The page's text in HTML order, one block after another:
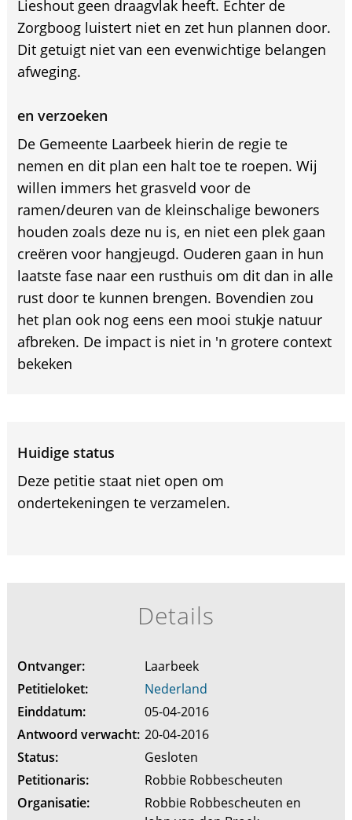
Lieshout geen draagvlak heeft. Echter de
Zorgboog luistert niet en zet hun plannen door.
Dit getuigt niet van een evenwichtige belangen
afweging.
en verzoeken
De Gemeente Laarbeek hierin de regie te
nemen en dit plan een halt toe te roepen. Wij
willen immers het grasveld voor de
ramen/deuren van de kleinschalige bewoners
houden zoals deze nu is, en niet een plek gaan
creëren voor hangjeugd. Ouderen gaan in hun
laatste fase naar een rusthuis om dit dan in alle
rust door te kunnen brengen. Bovendien zou
het plan ook nog eens een mooi stukje natuur
afbreken. De impact is niet in 'n grotere context
bekeken
Huidige status
Deze petitie staat niet open om
ondertekeningen te verzamelen.
Details
Ontvanger:
Laarbeek
Petitieloket:
Nederland
Einddatum:
05-04-2016
Antwoord verwacht: 20-04-2016
Status:
Gesloten
Petitionaris:
Robbie Robbescheuten
Organisatie:
Robbie Robbescheuten en